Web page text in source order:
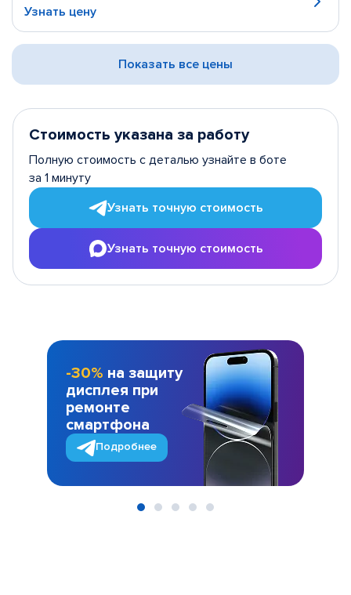
Узнать цену
Показать все цены
Стоимость указана за работу
Полную стоимость с деталью узнайте в боте
за 1 минуту
Узнать точную стоимость
Узнать точную стоимость
-30% на защиту
дисплея при
ремонте
смартфона
Подробнее